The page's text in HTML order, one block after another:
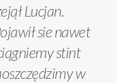
Lucjan.
sie nawet
stint
w